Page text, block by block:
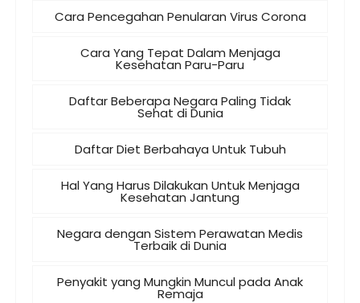
Cara Pencegahan Penularan Virus Corona
Cara Yang Tepat Dalam Menjaga
Kesehatan Paru-Paru
Daftar Beberapa Negara Paling Tidak
Sehat di Dunia
Daftar Diet Berbahaya Untuk Tubuh
Hal Yang Harus Dilakukan Untuk Menjaga
Kesehatan Jantung
Negara dengan Sistem Perawatan Medis
Terbaik di Dunia
Penyakit yang Mungkin Muncul pada Anak
Remaja